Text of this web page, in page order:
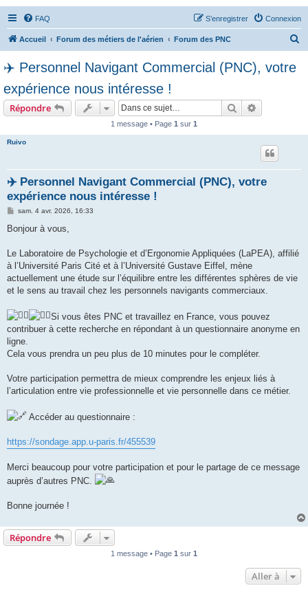
FAQ Connexion
S’enregistrer
Accueil Forum des métiers de l'aérien Forum des PNC
c
e
✈️ Personnel Navigant Commercial (PNC), votre
expérience nous intéresse !
Répondre Rechercher
1 message • Page 1 sur 1
Ruivo
✈️ Personnel Navigant Commercial (PNC), votre
expérience nous intéresse !
M
s
g
sam. 4 avr. 2026, 16:33
Bonjour à vous,
Le Laboratoire de Psychologie et d’Ergonomie Appliquées (LaPEA), affilié
à l’Université Paris Cité et à l’Université Gustave Eiffel, mène
actuellement une étude sur l’équilibre entre les différentes sphères de vie
et le sens au travail chez les personnels navigants commerciaux.
Si vous êtes PNC et travaillez en France, vous pouvez
contribuer à cette recherche en répondant à un questionnaire anonyme en
ligne.
Cela vous prendra un peu plus de 10 minutes pour le compléter.
Votre participation permettra de mieux comprendre les enjeux liés à
l’articulation entre vie professionnelle et vie personnelle dans ce métier.
Accéder au questionnaire :
https://sondage.app.u-paris.fr/455539
Merci beaucoup pour votre participation et pour le partage de ce message
auprès d’autres PNC.
Bonne journée !
Répondre
1 message • Page 1 sur 1
Aller à